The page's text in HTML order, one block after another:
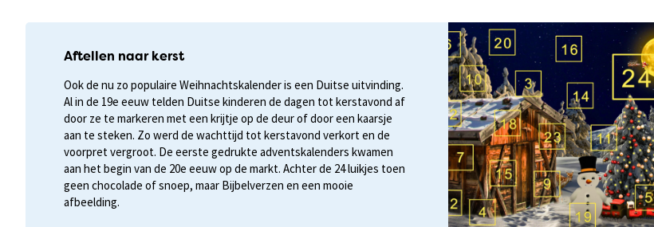
Aftellen naar kerst
Ook de nu zo populaire Weihnachtskalender is een Duitse uitvinding.
Al in de 19e eeuw telden Duitse kinderen de dagen tot kerstavond af
door ze te markeren met een krijtje op de deur of door een kaarsje
aan te steken. Zo werd de wachttijd tot kerstavond verkort en de
voorpret vergroot. De eerste gedrukte adventskalenders kwamen
aan het begin van de 20e eeuw op de markt. Achter de 24 luikjes toen
geen chocolade of snoep, maar Bijbelverzen en een mooie
afbeelding.